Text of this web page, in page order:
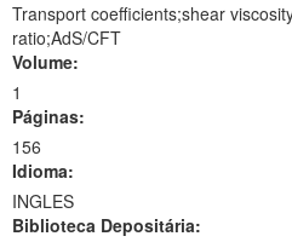
Transport coefficients;shear
ratio;AdS/CFT
Volume:
1
Páginas:
156
Idioma:
INGLES
Biblioteca Depositária: